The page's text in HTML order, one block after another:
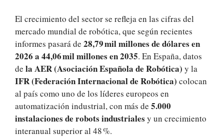
El crecimiento del sector se refleja en las cifras del
mercado mundial de robótica, que según recientes
informes pasará de 28,79 mil millones de dólares en
2026 a 44,06 mil millones en 2035. En España, datos
de la AER (Asociación Española de Robótica) y la
IFR (Federación Internacional de Robótica) colocan
al país como uno de los líderes europeos en
automatización industrial, con más de 5.000
instalaciones de robots industriales y un crecimiento
interanual superior al 48 %.